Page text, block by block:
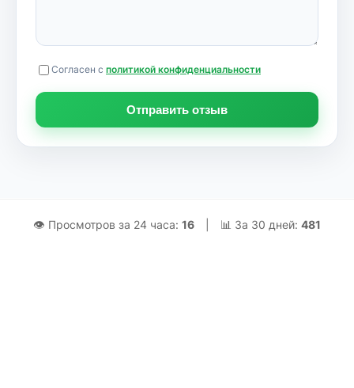
Согласен с политикой конфиденциальности
Отправить отзыв
👁 Просмотров за 24 часа: 16 📊 За 30 дней: 481